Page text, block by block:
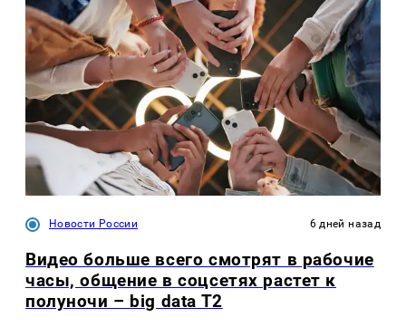
Новости России 6 дней назад
Видео больше всего смотрят в рабочие
часы, общение в соцсетях растет к
полуночи – big data T2